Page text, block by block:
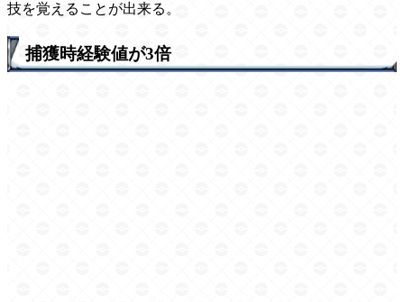
技を覚えることが出来る。
捕獲時経験値が3倍